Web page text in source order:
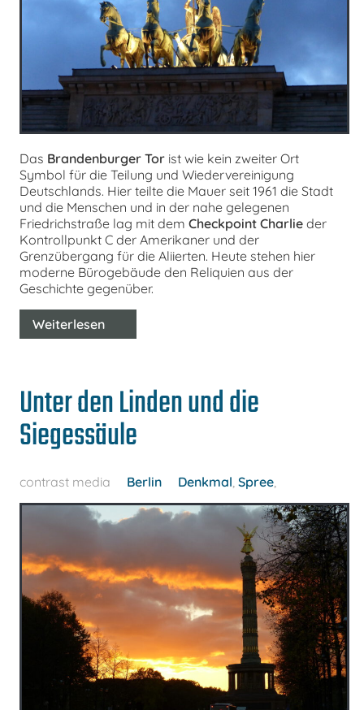
Das Brandenburger Tor ist wie kein zweiter Ort
Symbol für die Teilung und Wiedervereinigung
Deutschlands. Hier teilte die Mauer seit 1961 die Stadt
und die Menschen und in der nahe gelegenen
Friedrichstraße lag mit dem Checkpoint Charlie der
Kontrollpunkt C der Amerikaner und der
Grenzübergang für die Aliierten. Heute stehen hier
moderne Bürogebäude den Reliquien aus der
Geschichte gegenüber.
Weiterlesen
Unter den Linden und die
Siegessäule
contrast media Berlin Denkmal Spree